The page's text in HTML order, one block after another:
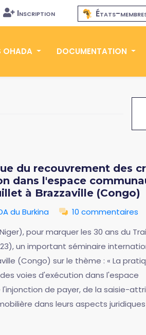
Inscription États-
OHADA DOCUMENTATION
du recouvrement des
dans l'espace
à Brazzaville (Congo)
du Burkina 10 commentaires
pour marquer les 30 ans du
un important séminaire
(Congo) sur le thème : « La
voies d'exécution dans l'espace
l'injonction de payer, de la saisie-
dans leurs aspects